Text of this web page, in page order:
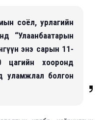
соёл, урлагийн
“Улаанбаатарын
энэ сарын 11-
цагийн хооронд
уламжлал болгон